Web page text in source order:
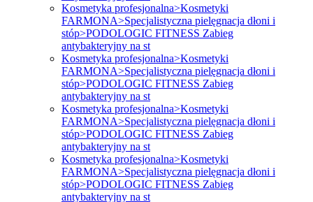
Kosmetyka profesjonalna>Kosmetyki
FARMONA>Specjalistyczna pielęgnacja dłoni i
stóp>PODOLOGIC FITNESS Zabieg
antybakteryjny na st
Kosmetyka profesjonalna>Kosmetyki
FARMONA>Specjalistyczna pielęgnacja dłoni i
stóp>PODOLOGIC FITNESS Zabieg
antybakteryjny na st
Kosmetyka profesjonalna>Kosmetyki
FARMONA>Specjalistyczna pielęgnacja dłoni i
stóp>PODOLOGIC FITNESS Zabieg
antybakteryjny na st
Kosmetyka profesjonalna>Kosmetyki
FARMONA>Specjalistyczna pielęgnacja dłoni i
stóp>PODOLOGIC FITNESS Zabieg
antybakteryjny na st